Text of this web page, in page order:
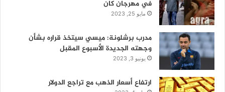
في مهرجان كان
مايو 25, 2023
مدرب برشلونة: ميسي سيتخذ قراره بشأن
وجهته الجديدة الأسبوع المقبل
يونيو 3, 2023
ارتفاع أسعار الذهب مع تراجع الدولار